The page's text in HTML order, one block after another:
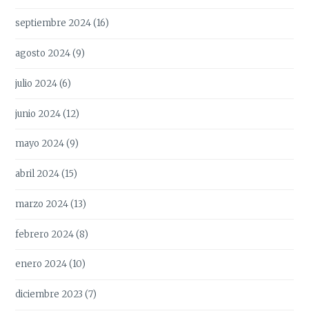
septiembre 2024(16)
agosto 2024(9)
julio 2024(6)
junio 2024(12)
mayo 2024(9)
abril 2024(15)
marzo 2024(13)
febrero 2024(8)
enero 2024(10)
diciembre 2023 (7)